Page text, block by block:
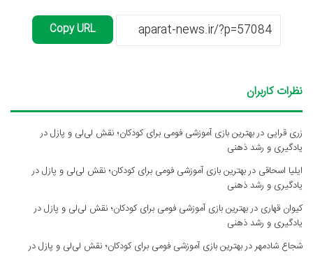
Copy URL
نظرات کاربران
زری قرایی دربهترین بازی آموزشی فومی برای کودکان؛ نقش لی‌لی و پازل در
یادگیری و رشد ذهنی
ایلیا اسحاقی دربهترین بازی آموزشی فومی برای کودکان؛ نقش لی‌لی و پازل در
یادگیری و رشد ذهنی
کیوان قهاری دربهترین بازی آموزشی فومی برای کودکان؛ نقش لی‌لی و پازل در
یادگیری و رشد ذهنی
شجاع شادمهردربهترین بازی آموزشی فومی برای کودکان؛ نقش لی‌لی و پازل در